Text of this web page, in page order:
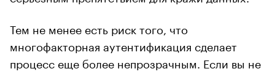
Тем не менее есть риск того, что
многофакторная аутентификация сделает
процесс еще более непрозрачным. Если вы не